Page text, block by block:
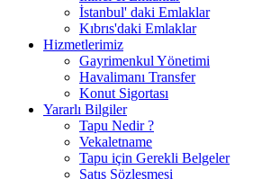
İstanbul' daki Emlaklar
Kıbrıs'daki Emlaklar
Hizmetlerimiz
Gayrimenkul Yönetimi
Havalimanı Transfer
Konut Sigortası
Yararlı Bilgiler
Tapu Nedir ?
Vekaletname
Tapu için Gerekli Belgeler
Satış Sözleşmesi